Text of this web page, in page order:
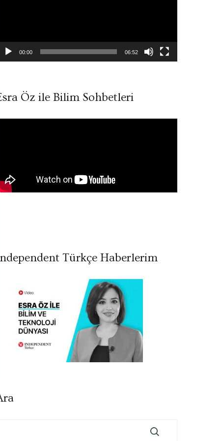
00:00 06:52
Öz ile Bilim Sohbetleri
Türkçe Haberlerim